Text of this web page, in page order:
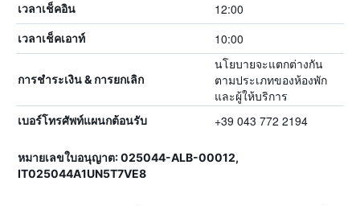
เวลาเช็คอิน 12:00
เวลาเช็คเอาท์ 10:00
การชำระเงิน & การยกเลิก
นโยบายจะแตกต่างกัน
ตามประเภทของห้องพัก
และผู้ให้บริการ
เบอร์โทรศัพท์แผนกต้อนรับ +39 043 772 2194
หมายเลขใบอนุญาต: 025044-ALB-00012,
IT025044A1UN5T7VE8